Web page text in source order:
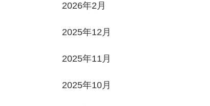
2026年2月
2025年12月
2025年11月
2025年10月